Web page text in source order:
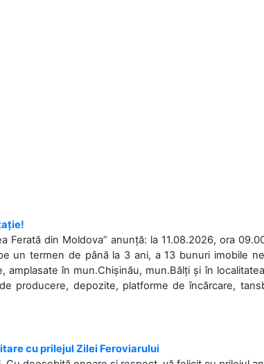
Ferată din Moldova” anunță: la 11.08.2026, ora
un termen de până la 3 ani, a 13 bunuri imobile
amplasate în mun.Chișinău, mun.Bălți și în
producere, depozite, platforme de încărcare,
cu prilejul Zilei Feroviarului